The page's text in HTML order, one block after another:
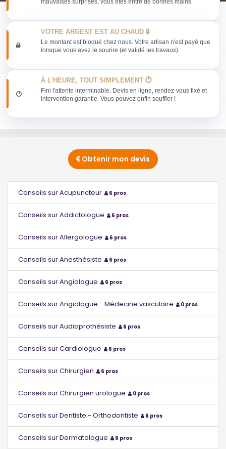
mauvaises surprises, vous êtes entre de bonnes mains.
VOTRE ARGENT EST AU CHAUD 🔒
Le montant est bloqué chez nous. Votre artisan n'est payé que
lorsque vous avez le sourire (et validé les travaux).
À L'HEURE, TOUT SIMPLEMENT ⏱️
Fini l'attente interminable. Devis en ligne, rendez-vous fixé et
intervention garantie. Vous pouvez enfin souffler !
Obtenir mon devis
Conseils sur Acupuncteur 6 pros
Conseils sur Addictologue 6 pros
Conseils sur Allergologue 6 pros
Conseils sur Anesthésiste 6 pros
Conseils sur Angiologue 6 pros
Conseils sur Angiologue - Médecine vasculaire 0 pros
Conseils sur Audioprothésiste 6 pros
Conseils sur Cardiologue 6 pros
Conseils sur Chirurgien 6 pros
Conseils sur Chirurgien urologue 0 pros
Conseils sur Dentiste - Orthodontiste 6 pros
Conseils sur Dermatologue 6 pros